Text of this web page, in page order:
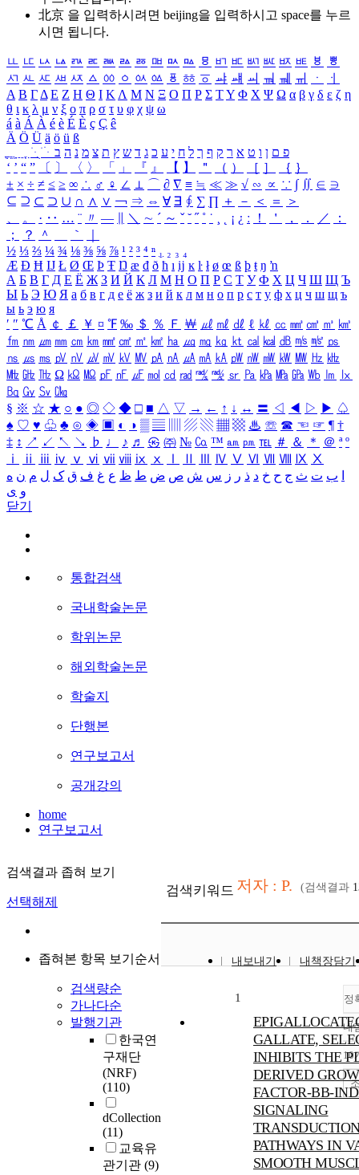
北京 을 입력하시려면 beijing을 입력하시고 space를 누르
시면 됩니다.
ㅥ ㅦ ㅧ ㅨ ㅩ ㅪ ㅫ ㅬ ㅭ ㅮ ㅯ ㅰ ㅱ ㅲ ㅳ ㅴ ㅵ ㅶ ㅷ ㅸ
ㅹ
ㅺ ㅻ ㅼ ㅽ ㅾ ㅿ ㆀ ㆁ ㆂ ㆃ ㆄ ㆅ ㆆ ㆇ ㆈ ㆉ ㆊ ㆋ ㆌ ㆍ
ㆎ
Α Β ΓΔ Ε Ζ Η Θ Ι ΚΛ Μ Ν Ξ Ο Π Ρ Σ ΤΥ Φ Χ Ψ Ω α β γ δ ε ζ η
θ ι κ λ μ ν ξ ο π ρ σ τ υ φ χ ψ ω
á à Á À é è É È ç Ç ê
Ä Ö Ü ä ö ü ß
ִֶֹ ֻּ ׁׂ פ ם ן ו ט א ר ק ף ך ל ח י ע כ ג ד ש ץ ת צ מ נ ה ב
‘ ’ “ ” 〔 〕 〈 〉 「 」 『 』 【 】 ＂ （ ） ［ ］ ｛ ｝
± × ÷ ≠ ≤ ≥ ∞ ∴ ♂ ♀ ∠ ⊥ ⌒ ∂ ∇ ≡ ≒ ≪ ≫ √ ∽ ∝ ∵ ∫ ∬ ∈ ∋
⊆ ⊇ ⊂ ⊃ ∪ ∩ ∧ ∨ ￢ ⇒ ⇔ ∀ ∃ ∮ ∑ ∏ ＋ － ＜ ＝
＞
、
。 · ‥ … ¨ 〃 ― ＼ ∼ ´ ～ ˇ ˘ ˝ ˚ ˙ ¸ ¡ ¿ ː ！ ＇ ， ． ／
：
；
？ ＾ ｀
½ ⅓ ⅔ ¼ ¾ ⅛ ⅜ ⅝ ⅞ ¹ ² ³ ⁴ ⁿ ₁ ₂ ₃ ₄
Æ Ð Ħ Ĳ Ł Ø Œ Þ Ŧ Ŋ æ đ ð ħ ı ĳ ĸ ŀ ł ø œ ß þ ŧ ŋ ŉ
А Б В Г Д Е Ё Ж З И Й К Л М Н О П Р С Т У Ф Х Ц Ч Ш Щ Ъ
Ы Ь Э Ю Я а б в г д е ё ж з и й к л м н о п р с т у ф х ц ч ш щ ъ
ы ь э ю я
′ ″ ℃ Å ￠ ￡ ￥ ¤ ℉ ‰ ＄ ％ Ｆ ￦ ㎕ ㎖ ㎗ ℓ ㎘ ㏄ ㎣ ㎤ ㎥ ㎦
㎙ ㎚ ㎛ ㎜ ㎝ ㎞ ㎟ ㎠ ㎡ ㎢ ㏊ ㎍ ㎎ ㎏ ㏏ ㎈ ㎉ ㏈ ㎧ ㎨ ㎰
㎱ ㎲ ㎳ ㎴ ㎵ ㎶ ㎷ ㎸ ㎹ ㎀ ㎁ ㎂ ㎃ ㎄ ㎺ ㎻ ㎽ ㎾ ㎿ ㎐ ㎑
㎒ ㎓ ㎔ Ω ㏀ ㏁ ㎊ ㎋ ㎌ ㏖ ㏅ ㎭ ㎮ ㎯ ㏛ ㎩ ㎪ ㎫ ㎬ ㏝ ㏐
㏓
㏃ ㏉ ㏜ ㏆
§ ※ ☆ ★ ○ ● ◎ ◇ ◆ □ ■ △ ▽ → ← ↑ ↓ ↔ 〓 ◁ ◀ ▷ ▶ ♤
♠ ♡ ♥ ♧ ♣ ⊙ ◈ ▣ ◐ ◑ ▒ ▤ ▨ ▧ ▦ ▩ ♨ ☏ ☎ ☜ ☞ ¶ †
‡ ↕ ↗ ↙ ↖ ↘ ♭ ♩ ♪ ♬ ㉿ ㈜ № ㏇ ™ ㏂ ㏘ ℡ ＃ ＆ ＊ ＠ ª º
ⅰ
ⅱ ⅲ ⅳ ⅴ ⅵ ⅶ ⅷ ⅸ ⅹ Ⅳ Ⅴ Ⅵ Ⅶ Ⅷ Ⅸ Ⅹ
ب ت ث ج ح خ د ذ ر ز س ش ص ض ط ظ ع غ ف ق ک ل م ن ه
و ی
닫기
통합검색
국내학술논문
학위논문
해외학술논문
학술지
단행본
연구보고서
공개강의
home
연구보고서
검색결과 좁혀 보기
선택해제
좁혀본 항목 보기순서
검색량순
가나다순
발행기관
한국연
구재단
(NRF)
(110)
dCollection
(11)
교육유
관기관 (9)
검색키워드 저자 : P. (검색결과
내보내기 내책장담기
정
내
10
1
GALLATE,
INHIBITS THE
DERIVED
FACTOR-BB-
SIGNALING
PATHWAYS IN
SMOOTH